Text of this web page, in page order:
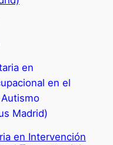
en Intervención